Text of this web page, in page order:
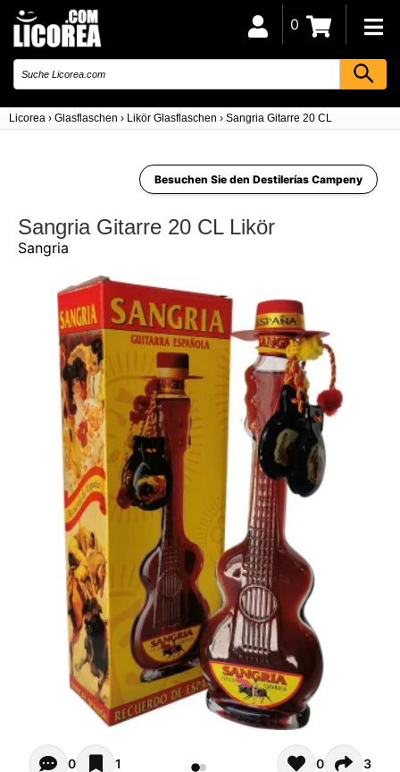
Licorea › Glasflaschen › Likör Glasflaschen › Sangria Gitarre 20 CL
0
Besuchen Sie den Destilerías Campeny
Sangria Gitarre 20 CL Likör
Sangria
Opiniones - Zur Zeit gibt noch keinen Kommentar.
0 1 0 3